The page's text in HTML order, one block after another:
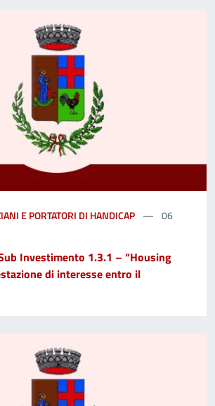
E PORTATORI DI HANDICAP
06
Investimento 1.3.1 – “Housing
di interesse entro il